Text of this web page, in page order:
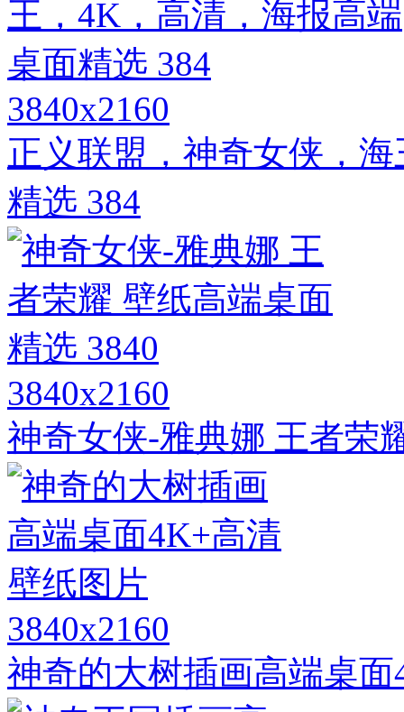
3840x2160
正义联盟，神奇女侠，
精选 384
3840x2160
神奇女侠-雅典娜 王者荣
3840x2160
神奇的大树插画高端桌